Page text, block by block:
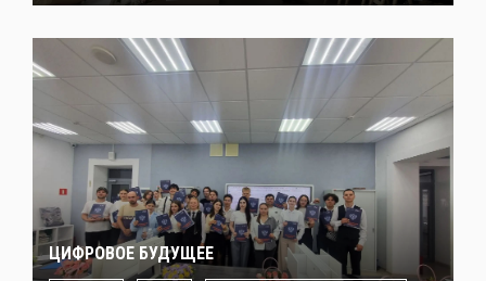
ЦИФРОВОЕ БУДУЩЕЕ